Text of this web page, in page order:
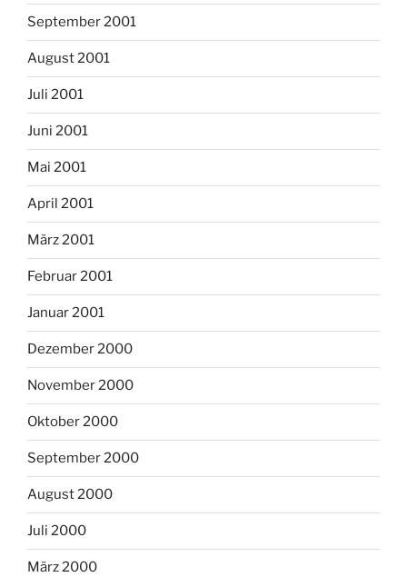
September 2001
August 2001
Juli 2001
Juni 2001
Mai 2001
April 2001
März 2001
Februar 2001
Januar 2001
Dezember 2000
November 2000
Oktober 2000
September 2000
August 2000
Juli 2000
März 2000